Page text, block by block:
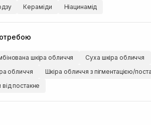
Кераміди Ніацинамід
шкіра обличчя Суха шкіра обличчя
обличчя
Шкіра обличчя з пігментацією/
постакне